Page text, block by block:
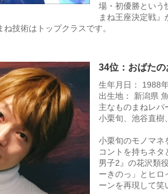
場・初優勝という
まね王座決定戦
技術はトップクラスです。
34位：おばたの
生年月日： 1988
出生地： 新潟県
主なものまねレパ
小栗旬、池谷直樹
小栗旬のモノマネ
コントを持ちネタ
男子2』の花沢類
ーきのっ」とヒロ
ーンを再現して笑